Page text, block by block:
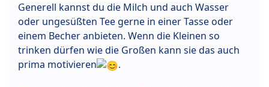
Generell kannst du die Milch und auch Wasser
oder ungesüßten Tee gerne in einer Tasse oder
einem Becher anbieten. Wenn die Kleinen so
trinken dürfen wie die Großen kann sie das auch
prima motivieren
.